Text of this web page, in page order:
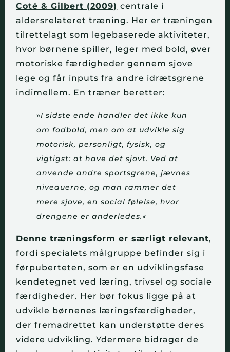
Coté & Gilbert (2009) centrale i
aldersrelateret træning. Her er træningen
tilrettelagt som legebaserede aktiviteter,
hvor børnene spiller, leger med bold, øver
motoriske færdigheder gennem sjove
lege og får inputs fra andre idrætsgrene
indimellem. En træner beretter:
»I sidste ende handler det ikke kun
om fodbold, men om at udvikle sig
motorisk,personligt, fysisk, og
vigtigst: at have det sjovt. Ved at
anvende andre sportsgrene,jævnes
niveauerne, og man rammer det
mere sjove, en social følelse, hvor
drengene eranderledes.«
Denne træningsform er særligt relevant,
fordi specialets målgruppe befinder sig i
førpuberteten, som er en udviklingsfase
kendetegnet ved læring, trivsel og sociale
færdigheder. Her bør fokus ligge på at
udvikle børnenes læringsfærdigheder,
der fremadrettet kan understøtte deres
videre udvikling. Ydermere bidrager de